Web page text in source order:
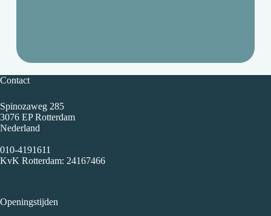
Contact
Spinozaweg 285
3076 EP Rotterdam
Nederland
010-4191611
KvK Rotterdam: 24167466
Openingstijden